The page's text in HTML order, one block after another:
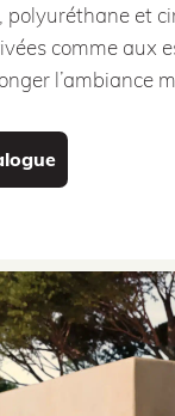
polyuréthane et
comme aux
l’ambiance